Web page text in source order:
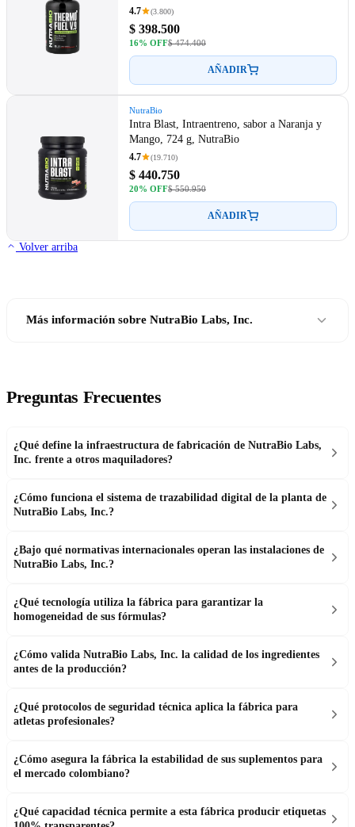
4.7 (3.800)
$ 398.500
16% OFF$ 474.400
AÑADIR
NutraBio
Intra Blast, Intraentreno, sabor a Naranja y
Mango, 724 g, NutraBio
4.7 (19.710)
$ 440.750
20% OFF$ 550.950
AÑADIR
Volver arriba
Más información sobre NutraBio Labs, Inc.
Preguntas Frecuentes
¿Qué define la infraestructura de fabricación de NutraBio Labs,
Inc. frente a otros maquiladores?
¿Cómo funciona el sistema de trazabilidad digital de la planta de
NutraBio Labs, Inc.?
¿Bajo qué normativas internacionales operan las instalaciones de
NutraBio Labs, Inc.?
¿Qué tecnología utiliza la fábrica para garantizar la
homogeneidad de sus fórmulas?
¿Cómo valida NutraBio Labs, Inc. la calidad de los ingredientes
antes de la producción?
¿Qué protocolos de seguridad técnica aplica la fábrica para
atletas profesionales?
¿Cómo asegura la fábrica la estabilidad de sus suplementos para
el mercado colombiano?
¿Qué capacidad técnica permite a esta fábrica producir etiquetas